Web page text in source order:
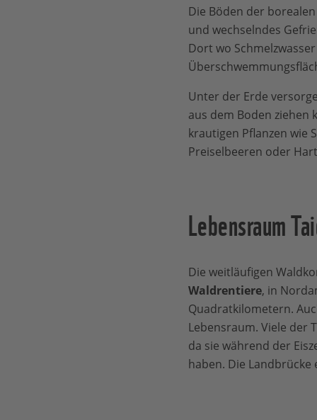
Die Böden der
und wechselndes
Dort wo
Unter der Erde
aus dem Boden ziehen
krautigen Pflanzen wie
Preiselbeeren oder
Lebensraum
Die weitläufigen
Waldrentiere, in
Quadratkilometern.
Lebensraum. Viele der
da sie während der
haben. Die